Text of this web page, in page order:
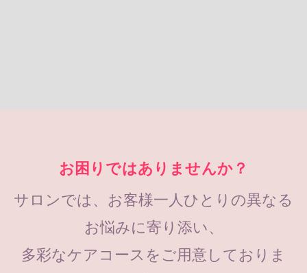
お困りではありませんか？
サロンでは、お客様一人ひとりの異なる
お悩みに寄り添い、
多彩なケアコースをご用意しておりま